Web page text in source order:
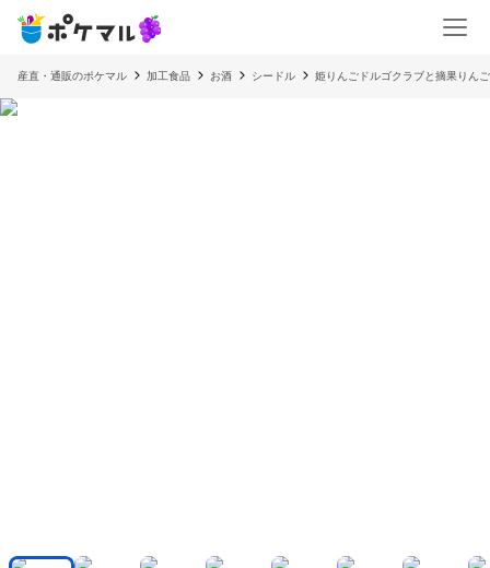
産直・通販のポケマル 加工食品 お酒 シードル 姫りんごドルゴクラブと摘果りん